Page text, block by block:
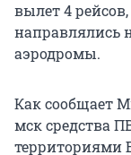
вылет 4
направлялись
аэродромы.
Как сообщает
мск средства
территориями